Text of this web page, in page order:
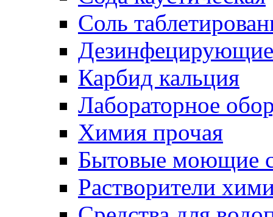
Соль
Дезинфецирующие
Карбид кальция
Лабораторное
Химия прочая
Бытовые моющие
Растворители